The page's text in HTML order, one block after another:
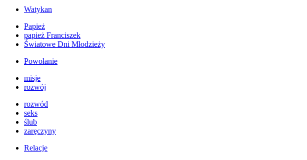
Watykan
Papież
papież Franciszek
Światowe Dni Młodzieży
Powołanie
misje
rozwój
rozwód
seks
ślub
zaręczyny
Relacje